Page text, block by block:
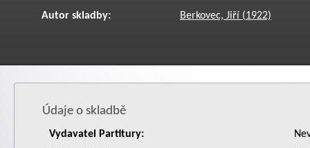
Autor skladby: Berkovec, Jiří (1922)
Údaje o skladbě
Vydavatel Partitury: